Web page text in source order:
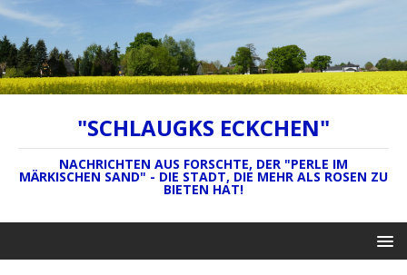
"SCHLAUGKS ECKCHEN"
NACHRICHTEN AUS FORSCHTE, DER "PERLE IM
MÄRKISCHEN SAND" - DIE STADT, DIE MEHR ALS ROSEN ZU
BIETEN HAT!